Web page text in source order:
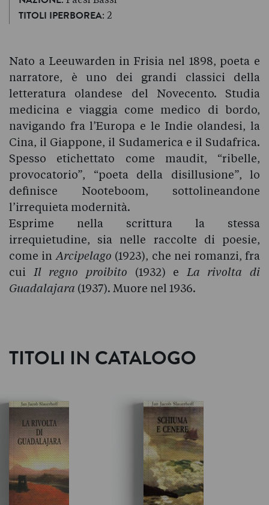
TITOLI IPERBOREA: 2
Nato a Leeuwarden in Frisia nel 1898, poeta e
narratore, è uno dei grandi classici della
letteratura olandese del Novecento. Studia
medicina e viaggia come medico di bordo,
navigando fra l’Europa e le Indie olandesi, la
Cina, il Giappone, il Sudamerica e il Sudafrica.
Spesso etichettato come maudit, “ribelle,
provocatorio”, “poeta della disillusione”, lo
definisce Nooteboom, sottolineandone
l’irrequieta modernità.
Esprime nella scrittura la stessa
irrequietudine, sia nelle raccolte di poesie,
come in Arcipelago (1923), che nei romanzi, fra
cui
Il regno proibito (1932) e
La rivolta di
Guadalajara (1937). Muore nel 1936.
TITOLI IN CATALOGO